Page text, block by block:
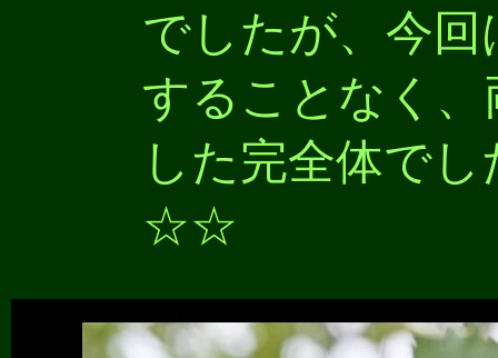
でしたが、今
することなく
した完全体でし
☆☆